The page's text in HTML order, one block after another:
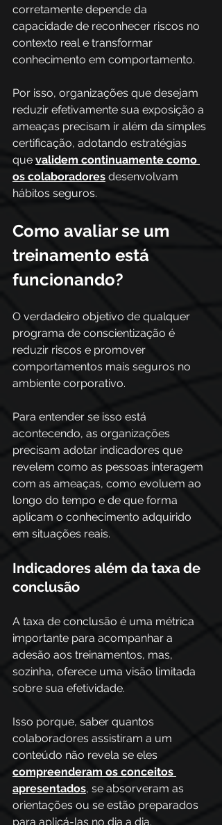
corretamente depende da
capacidade de reconhecer riscos no
contexto real e transformar
conhecimento em comportamento.
Por isso, organizações que desejam
reduzir efetivamente sua exposição a
ameaças precisam ir além da simples
certificação, adotando estratégias
que validem continuamente como
os colaboradores desenvolvam
hábitos seguros.
Como avaliar se um
treinamento está
funcionando?
O verdadeiro objetivo de qualquer
programa de conscientização é
reduzir riscos e promover
comportamentos mais seguros no
ambiente corporativo.
Para entender se isso está
acontecendo, as organizações
precisam adotar indicadores que
revelem como as pessoas interagem
com as ameaças, como evoluem ao
longo do tempo e de que forma
aplicam o conhecimento adquirido
em situações reais.
Indicadores além da taxa de
conclusão
A taxa de conclusão é uma métrica
importante para acompanhar a
adesão aos treinamentos, mas,
sozinha, oferece uma visão limitada
sobre sua efetividade.
Isso porque, saber quantos
colaboradores assistiram a um
conteúdo não revela se eles
compreenderam os conceitos
apresentados, se absorveram as
orientações ou se estão preparados
para aplicá-las no dia a dia.